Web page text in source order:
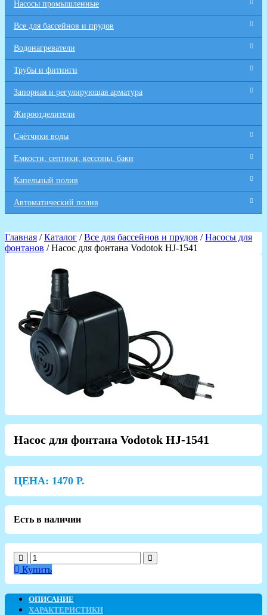
Насосы промышленные
Все для бaссейнов и прудов
Водонагреватели
Трубы и фитинги
Запорная и регулирующая арматура
Жироотделители
Счётчики воды
Емкости, септики, кессоны, баки
Капельный полив
Автоматический полив
Главная /Каталог /Все для бaссейнов и прудов /Насосы для
фонтанов / Насос для фонтана Vodotok HJ-1541
Насос для фонтана Vodotok HJ-1541
ЦЕНА: 1470 Р.
Есть в наличии
Купить
ОПИСАНИЕ
ХАРАКТЕРИСТИКИ